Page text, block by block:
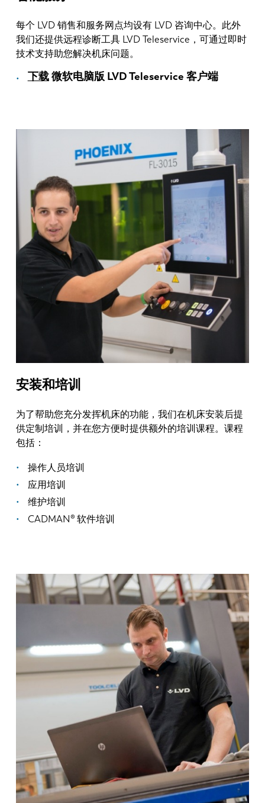
每个 LVD 销售和服务网点均设有 LVD 咨询中心。此外
我们还提供远程诊断工具 LVD Teleservice，可通过即时
技术支持助您解决机床问题。
下载微软电脑版 LVD Teleservice 客户端
安装和培训
为了帮助您充分发挥机床的功能，我们在机床安装后提
供定制培训，并在您方便时提供额外的培训课程。课程
包括：
操作人员培训
应用培训
维护培训
CADMAN® 软件培训